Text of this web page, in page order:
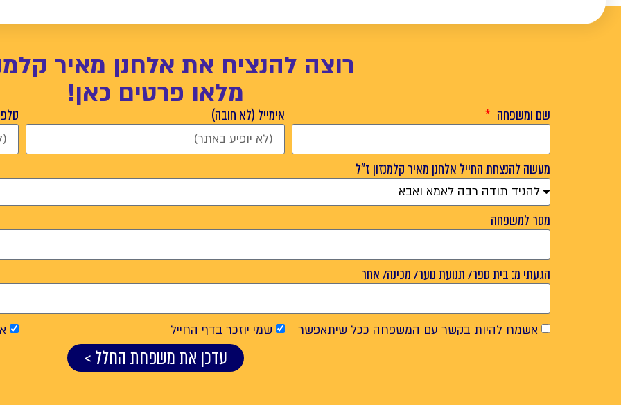
רוצה להנציח את אלחנן מאיר
מלאו פרטים כאן!
שם ומשפחה אימייל (לא חובה)
מעשה להנצחת החייל אלחנן מאיר קלמנזון ז"ל
מסר למשפחה
הגעתי מ: בית ספר/ תנועת נוער/ מכינה/ אחר
אשמח להיות בקשר עם המשפחה ככל שיתאפשר שמי יוזכר בדף החייל
עדכן את משפחת החלל >